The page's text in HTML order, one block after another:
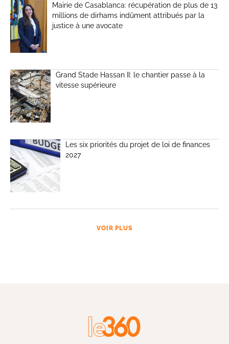
Mairie de Casablanca: récupération de plus de 13
millions de dirhams indûment attribués par la
justice à une avocate
Grand Stade Hassan II: le chantier passe à la
vitesse supérieure
Les six priorités du projet de loi de finances
2027
VOIR PLUS